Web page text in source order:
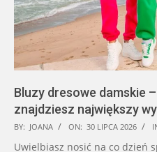
Bluzy dresowe damskie
znajdziesz największy
2026-
07-
BY: JOANA ON: 30 LIPCA 2026
Uwielbiasz nosić na co dzień